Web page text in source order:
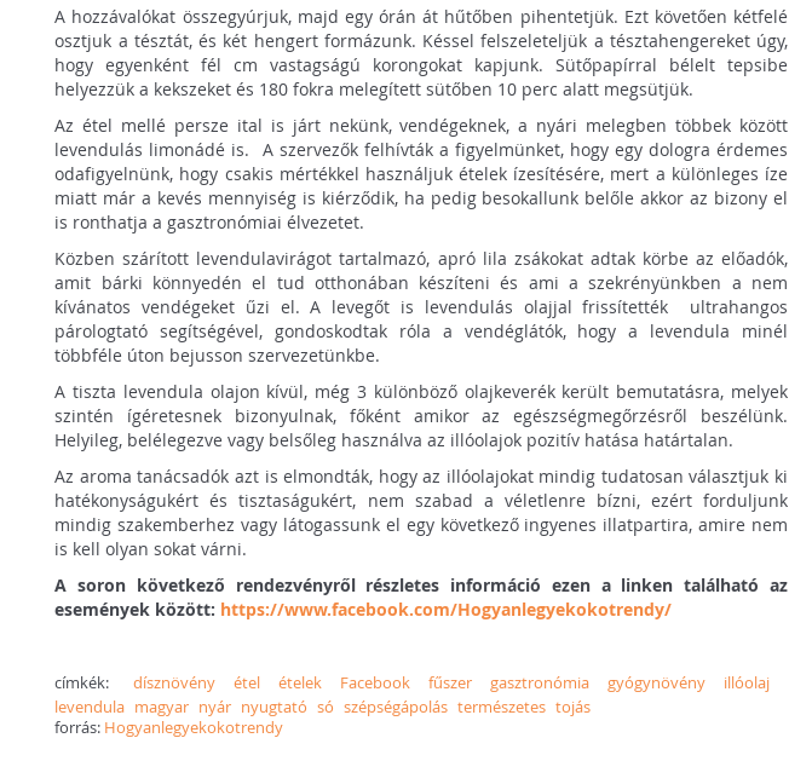
A hozzávalókat összegyúrjuk, majd egy órán át hűtőben pihentetjük. Ezt követően kétfelé
osztjuk a tésztát, és két hengert formázunk. Késsel felszeleteljük a tésztahengereket úgy,
hogy egyenként fél cm vastagságú korongokat kapjunk. Sütőpapírral bélelt tepsibe
helyezzük a kekszeket és 180 fokra melegített sütőben 10 perc alatt megsütjük.
Az étel mellé persze ital is járt nekünk, vendégeknek, a nyári melegben többek között
levendulás limonádé is. A szervezők felhívták a figyelmünket, hogy egy dologra érdemes
odafigyelnünk, hogy csakis mértékkel használjuk ételek ízesítésére, mert a különleges íze
miatt már a kevés mennyiség is kiérződik, ha pedig besokallunk belőle akkor az bizony el
is ronthatja a gasztronómiai élvezetet.
Közben szárított levendulavirágot tartalmazó, apró lila zsákokat adtak körbe az előadók,
amit bárki könnyedén el tud otthonában készíteni és ami a szekrényünkben a nem
kívánatos vendégeket űzi el. A levegőt is levendulás olajjal frissítették ultrahangos
párologtató segítségével, gondoskodtak róla a vendéglátók, hogy a levendula minél
többféle úton bejusson szervezetünkbe.
A tiszta levendula olajon kívül, még 3 különböző olajkeverék került bemutatásra, melyek
szintén ígéretesnek bizonyulnak, főként amikor az egészségmegőrzésről beszélünk.
Helyileg, belélegezve vagy belsőleg használva az illóolajok pozitív hatása határtalan.
Az aroma tanácsadók azt is elmondták, hogy az illóolajokat mindig tudatosan választjuk ki
hatékonyságukért és tisztaságukért, nem szabad a véletlenre bízni, ezért forduljunk
mindig szakemberhez vagy látogassunk el egy következő ingyenes illatpartira, amire nem
is kell olyan sokat várni.
A soron következő rendezvényről részletes információ ezen a linken található az
események között: https://www.facebook.com/Hogyanlegyekokotrendy/
címkék:dísznövény étel ételek Facebook fűszer gasztronómia gyógynövény
illóolaj
levendula magyar nyár nyugtató só szépségápolás természetes tojás
forrás: Hogyanlegyekokotrendy